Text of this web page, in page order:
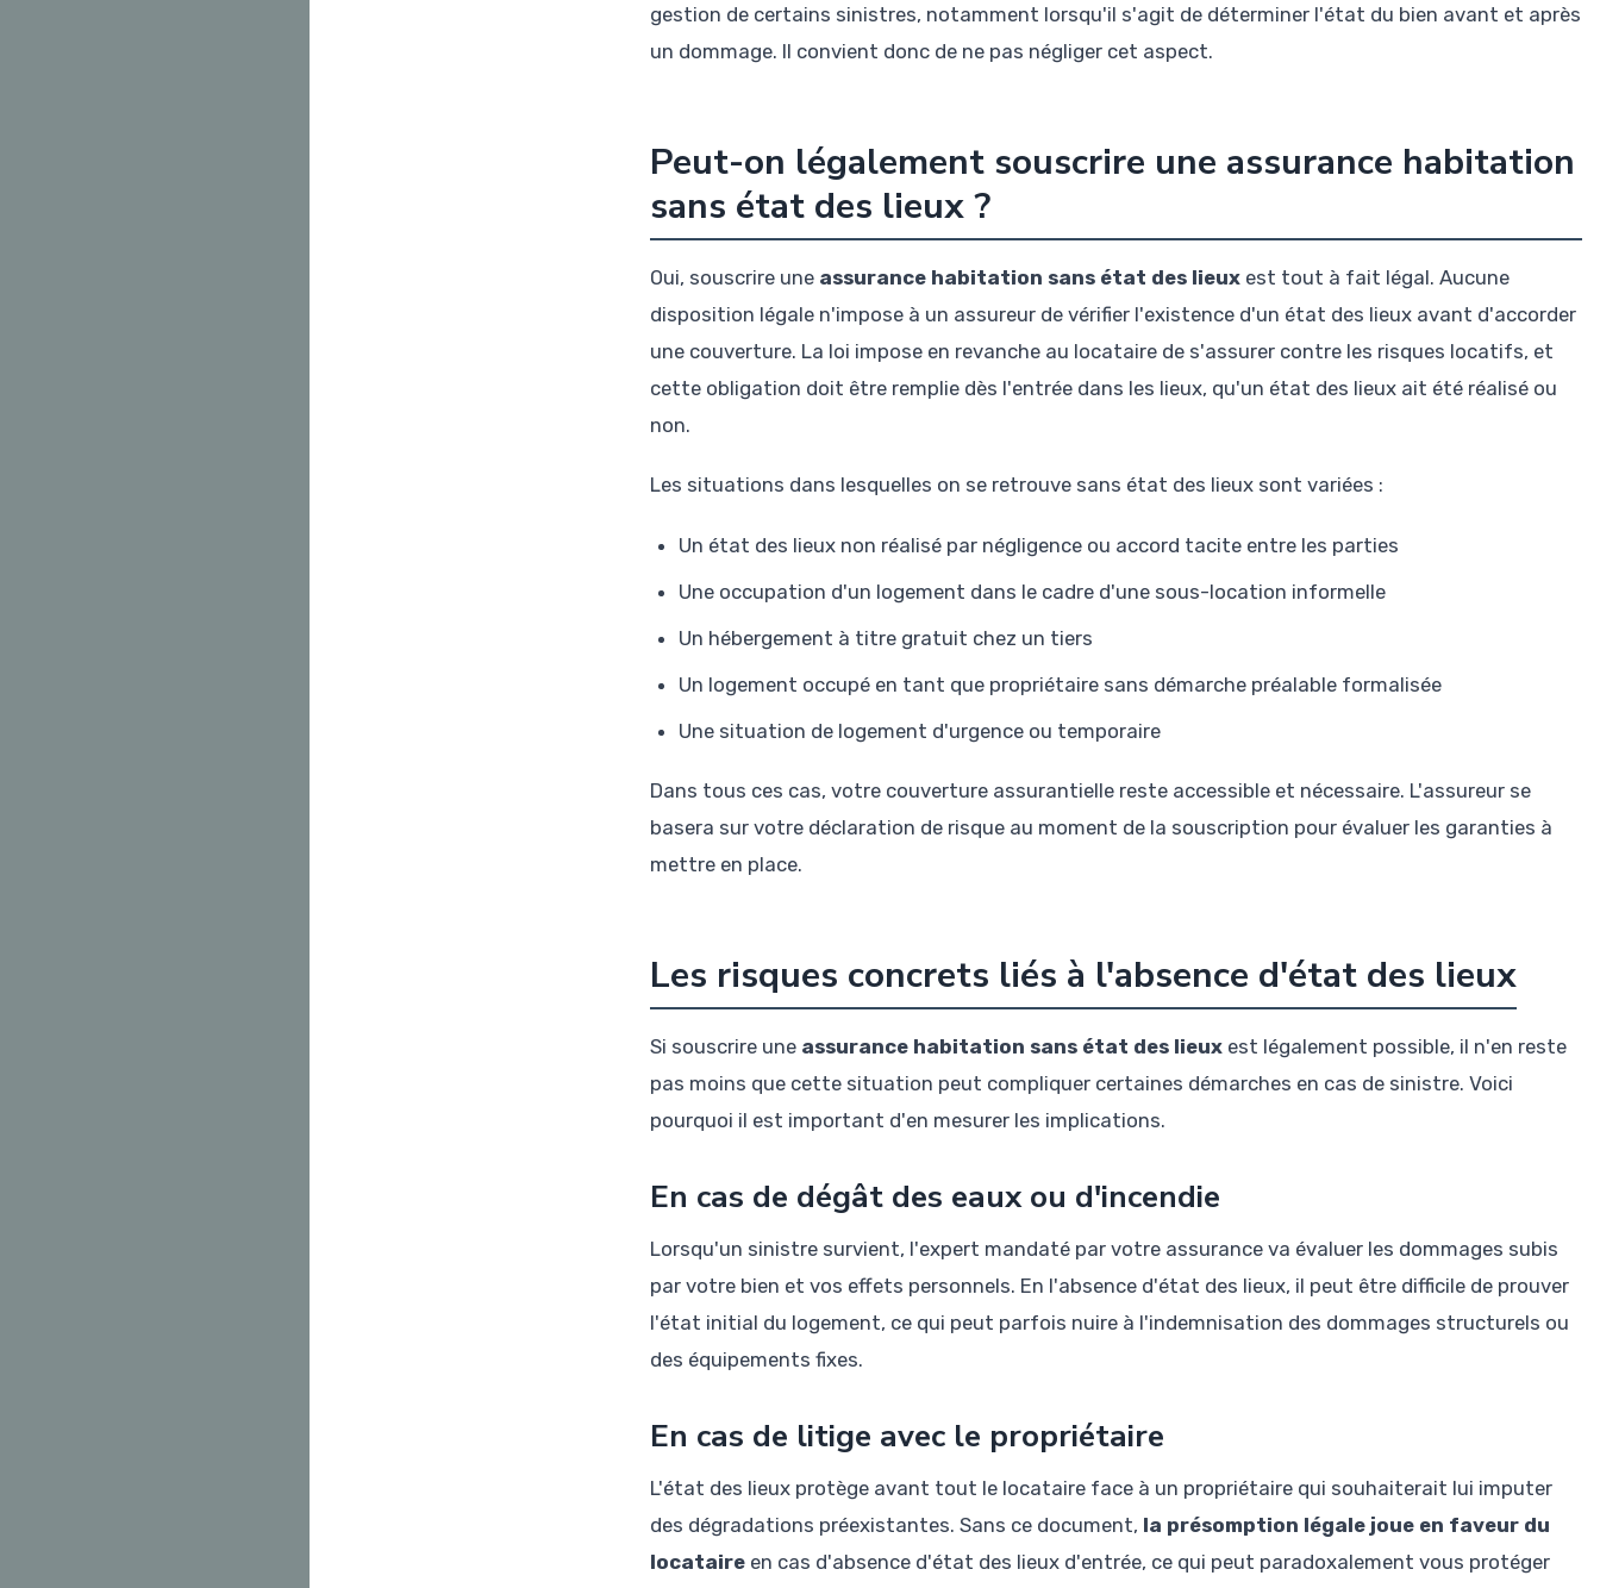
gestion de certains sinistres, notamment lorsqu'il s'agit de déterminer l'état du bien avant et après
un dommage. Il convient donc de ne pas négliger cet aspect.
Peut-on légalement souscrire une assurance habitation
sans état des lieux ?
Oui, souscrire une assurance habitation sans état des lieux est tout à fait légal. Aucune
disposition légale n'impose à un assureur de vérifier l'existence d'un état des lieux avant d'accorder
une couverture. La loi impose en revanche au locataire de s'assurer contre les risques locatifs, et
cette obligation doit être remplie dès l'entrée dans les lieux, qu'un état des lieux ait été réalisé ou
non.
Les situations dans lesquelles on se retrouve sans état des lieux sont variées :
Un état des lieux non réalisé par négligence ou accord tacite entre les parties
Une occupation d'un logement dans le cadre d'une sous-location informelle
Un hébergement à titre gratuit chez un tiers
Un logement occupé en tant que propriétaire sans démarche préalable formalisée
Une situation de logement d'urgence ou temporaire
Dans tous ces cas, votre couverture assurantielle reste accessible et nécessaire. L'assureur se
basera sur votre déclaration de risque au moment de la souscription pour évaluer les garanties à
mettre en place.
Les risques concrets liés à l'absence d'état des lieux
Si souscrire une assurance habitation sans état des lieux est légalement possible, il n'en reste
pas moins que cette situation peut compliquer certaines démarches en cas de sinistre. Voici
pourquoi il est important d'en mesurer les implications.
En cas de dégât des eaux ou d'incendie
Lorsqu'un sinistre survient, l'expert mandaté par votre assurance va évaluer les dommages subis
par votre bien et vos effets personnels. En l'absence d'état des lieux, il peut être difficile de prouver
l'état initial du logement, ce qui peut parfois nuire à l'indemnisation des dommages structurels ou
des équipements fixes.
En cas de litige avec le propriétaire
L'état des lieux protège avant tout le locataire face à un propriétaire qui souhaiterait lui imputer
des dégradations préexistantes. Sans ce document, la présomption légale joue en faveur du
locataire en cas d'absence d'état des lieux d'entrée, ce qui peut paradoxalement vous protéger